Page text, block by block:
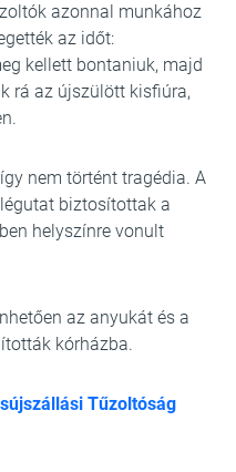
azonnal munkához
az időt:
kellett bontaniuk, majd
rá az újszülött kisfiúra,
nem történt tragédia. A
biztosítottak a
helyszínre vonult
az anyukát és a
kórházba.
Tűzoltóság